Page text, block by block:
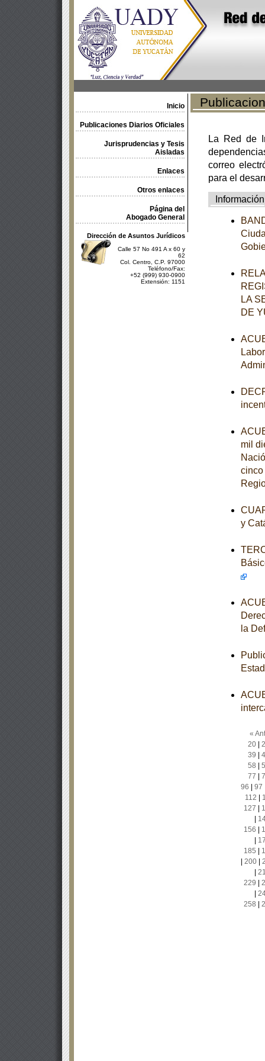
Inicio
Publicaciones Diarios Oficiales
Jurisprudencias y Tesis
Aisladas
Enlaces
Otros enlaces
Página del
Abogado General
Dirección de Asuntos Jurídicos
Calle 57 No 491 A x 60 y
62
Col. Centro, C.P. 97000
Teléfono/Fax:
+52 (999) 930-0900
Extensión: 1151
La Red de
correo
para el
Información
LA
DE
mil
cinco
y
la
«
20|
39
58
77
96
97
112
127
156
185
200|
229
258